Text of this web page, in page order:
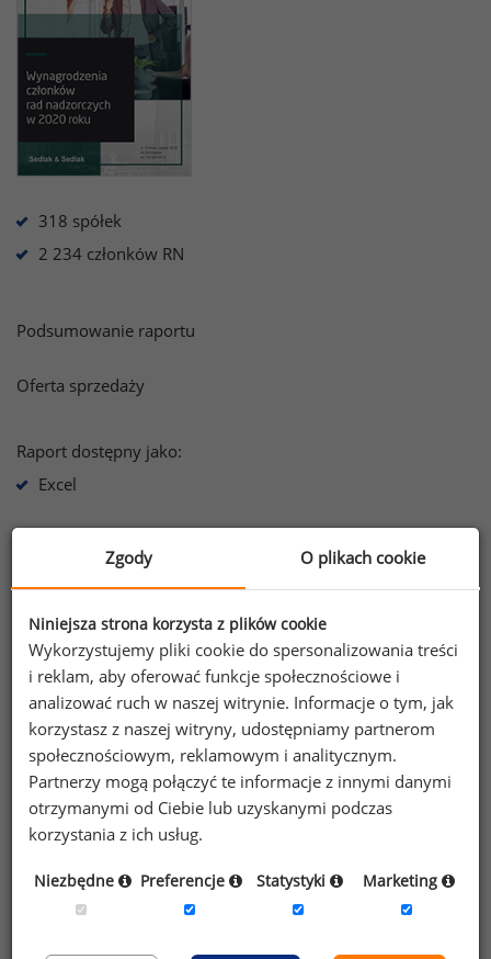
318 spółek
2 234 członków RN
Podsumowanie raportu
Oferta sprzedaży
Raport dostępny jako:
Excel
Ogólna charakterystyka raportu
Analizy dodatkowe
Warunki korzystania z Raportu Płacowego
Informacja dot. przetwarzania danych z
publicznych źródeł danych, w raportach
płacowych
Zgody O plikach cookie
Niniejsza strona korzysta z plików cookie
Wykorzystujemy pliki cookie do spersonalizowania treści
i reklam, aby oferować funkcje społecznościowe i
analizować ruch w naszej witrynie. Informacje o tym, jak
korzystasz z naszej witryny, udostępniamy partnerom
społecznościowym, reklamowym i analitycznym.
Partnerzy mogą połączyć te informacje z innymi danymi
otrzymanymi od Ciebie lub uzyskanymi podczas
korzystania z ich usług.
Niezbędne Preferencje Statystyki Marketing